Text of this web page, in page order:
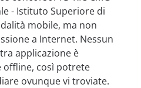
- Istituto Superiore di
mobile, ma non
a Internet. Nessun
applicazione è
offline, così potrete
ovunque vi troviate.